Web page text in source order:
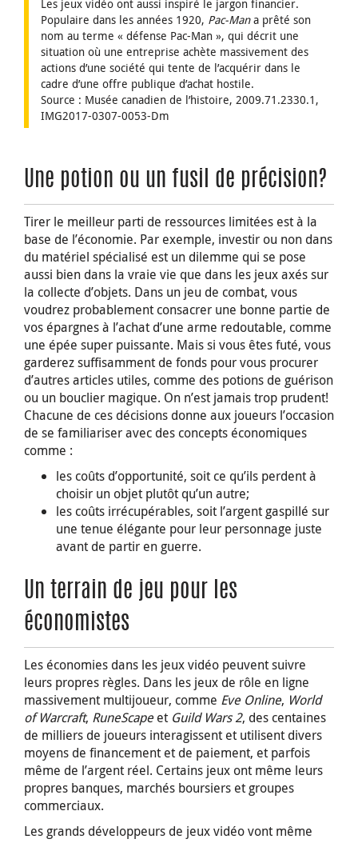
Les jeux vidéo ont aussi inspiré le jargon financier.
Populaire dans les années 1920, Pac-Mana prêté son
nom au terme « défense Pac-Man », qui décrit une
situation où une entreprise achète massivement des
actions d’une société qui tente de l’acquérir dans le
cadre d’une offre publique d’achat hostile.
Source : Musée canadien de l’histoire, 2009.71.2330.1,
IMG2017-0307-0053-Dm
Une potion ou un fusil de précision?
Tirer le meilleur parti de ressources limitées est à la
base de l’économie. Par exemple, investir ou non dans
du matériel spécialisé est un dilemme qui se pose
aussi bien dans la vraie vie que dans les jeux axés sur
la collecte d’objets. Dans un jeu de combat, vous
voudrez probablement consacrer une bonne partie de
vos épargnes à l’achat d’une arme redoutable, comme
une épée super puissante. Mais si vous êtes futé, vous
garderez suffisamment de fonds pour vous procurer
d’autres articles utiles, comme des potions de guérison
ou un bouclier magique. On n’est jamais trop prudent!
Chacune de ces décisions donne aux joueurs l’occasion
de se familiariser avec des concepts économiques
comme :
les coûts d’opportunité, soit ce qu’ils perdent à
choisir un objet plutôt qu’un autre;
les coûts irrécupérables, soit l’argent gaspillé sur
une tenue élégante pour leur personnage juste
avant de partir en guerre.
Un terrain de jeu pour les
économistes
Les économies dans les jeux vidéo peuvent suivre
leurs propres règles. Dans les jeux de rôle en ligne
massivement multijoueur, comme Eve Online, World
of Warcraft, RuneScapeet Guild Wars 2, des centaines
de milliers de joueurs interagissent et utilisent divers
moyens de financement et de paiement, et parfois
même de l’argent réel. Certains jeux ont même leurs
propres banques, marchés boursiers et groupes
commerciaux.
Les grands développeurs de jeux vidéo vont même